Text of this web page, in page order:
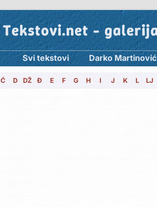
Tekstovi.net -
Svi tekstovi Darko Martinović
Ć D DŽ Đ E F G H I J K L LJ